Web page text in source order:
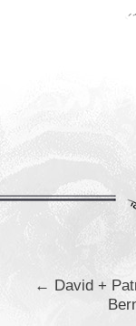
← David +